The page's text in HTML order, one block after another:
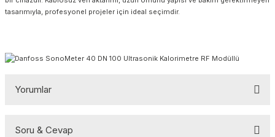
tasarımıyla, profesyonel projeler için ideal seçimdir.
Yorumlar
Soru & Cevap